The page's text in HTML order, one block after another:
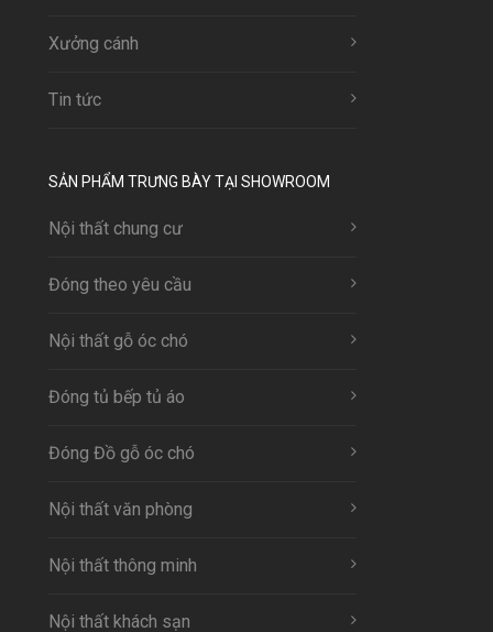
Xưởng cánh
Tin tức
SẢN PHẨM TRƯNG BÀY TẠI SHOWROOM
Nội thất chung cư
Đóng theo yêu cầu
Nội thất gỗ óc chó
Đóng tủ bếp tủ áo
Đóng Đồ gỗ óc chó
Nội thất văn phòng
Nội thất thông minh
Nội thất khách sạn